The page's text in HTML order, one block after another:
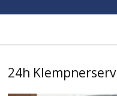
24h